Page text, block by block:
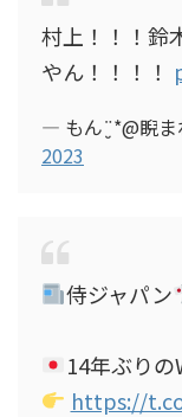
村上！！！鈴
やん！！！！
— もん¨̮*@睨
2023
侍ジャパン
14年ぶりの
https://